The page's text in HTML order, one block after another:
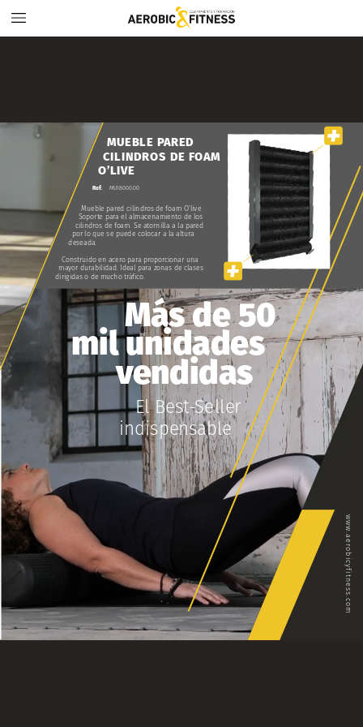
www.aerobicyfitness.com
Másde50
milunidades
vendidas
El Best-Seller
indispensable
Mueble pared cilindros de foam O’live
Soporte para el almacenamiento de los
cilindros de foam. Se atornilla a la pared
por lo que se puede colocar a la altura
deseada.
Construido en acero para proporcionar una
mayor durabilidad. Ideal para zonas de clases
dirigidas o de mucho tráfico.
MUEBLE PARED
CILINDROS DE FOAM
O’LIVE
Ref: MU18000.00